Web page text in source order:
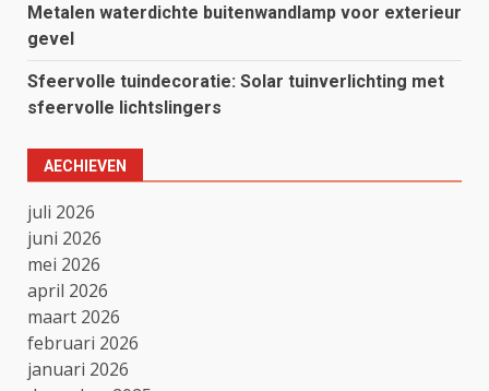
Metalen waterdichte buitenwandlamp voor exterieur
gevel
Sfeervolle tuindecoratie: Solar tuinverlichting met
sfeervolle lichtslingers
AECHIEVEN
juli 2026
juni 2026
mei 2026
april 2026
maart 2026
februari 2026
januari 2026